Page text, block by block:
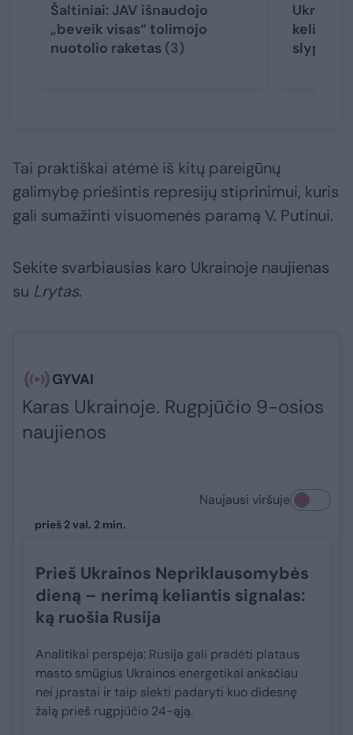
Šaltiniai: JAV išnaudojo
„beveik visas“ tolimojo
nuotolio raketas (3)
keliantis
slypi
Tai praktiškai atėmė iš kitų pareigūnų
galimybę priešintis represijų stiprinimui, kuris
gali sumažinti visuomenės paramą V. Putinui.
Sekite svarbiausias karo Ukrainoje naujienas
su Lrytas.​​​
GYVAI
Karas Ukrainoje. Rugpjūčio 9-osios
naujienos
Naujausi viršuje
prieš 2 val. 2 min.
Prieš Ukrainos Nepriklausomybės
dieną – nerimą keliantis signalas:
ką ruošia Rusija
Analitikai perspėja: Rusija gali pradėti plataus
masto smūgius Ukrainos energetikai anksčiau
nei įprastai ir taip siekti padaryti kuo didesnę
žalą prieš rugpjūčio 24-ąją.